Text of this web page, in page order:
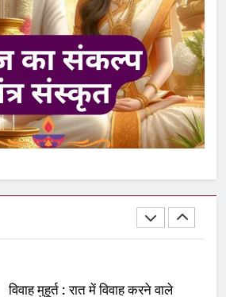
कर्मकांड सीखना
शुद्धिकरण : पवित्रीकरण मंत्र और विधि
का विश्लेषण – Pavitrikaran – 1
कर्मकांड सीखना
विवाह मुहूर्त : रात में विवाह करने वाले